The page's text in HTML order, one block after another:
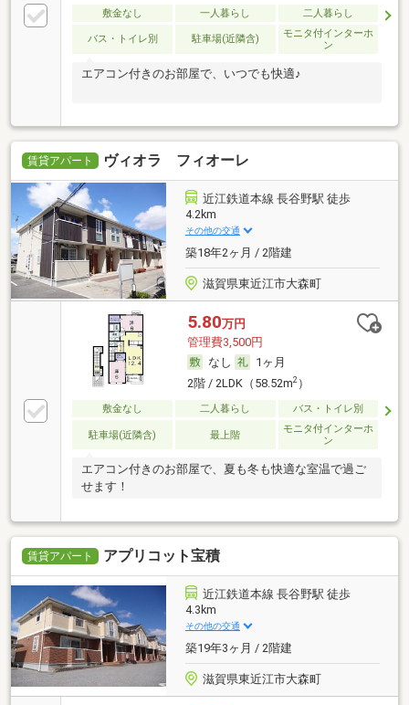
敷金なし 一人暮らし 二人暮らし
バス・トイレ別 駐車場(近隣含)
モニタ付インターホ
ン
エアコン付きのお部屋で、いつでも快適♪
賃貸アパート ヴィオラ フィオーレ
近江鉄道本線 長谷野駅 徒歩
4.2km
その他の交通
築18年2ヶ月 / 2階建
滋賀県東近江市大森町
5.80万円
管理費3,500円
なし
1ヶ月
2階 / 2LDK（58.52m2）
敷金なし 二人暮らし バス・トイレ別
駐車場(近隣含) 最上階
モニタ付インターホ
ン
エアコン付きのお部屋で、夏も冬も快適な室温で過ご
せます！
賃貸アパート アプリコット宝積
近江鉄道本線 長谷野駅 徒歩
4.3km
その他の交通
築19年3ヶ月 / 2階建
滋賀県東近江市大森町